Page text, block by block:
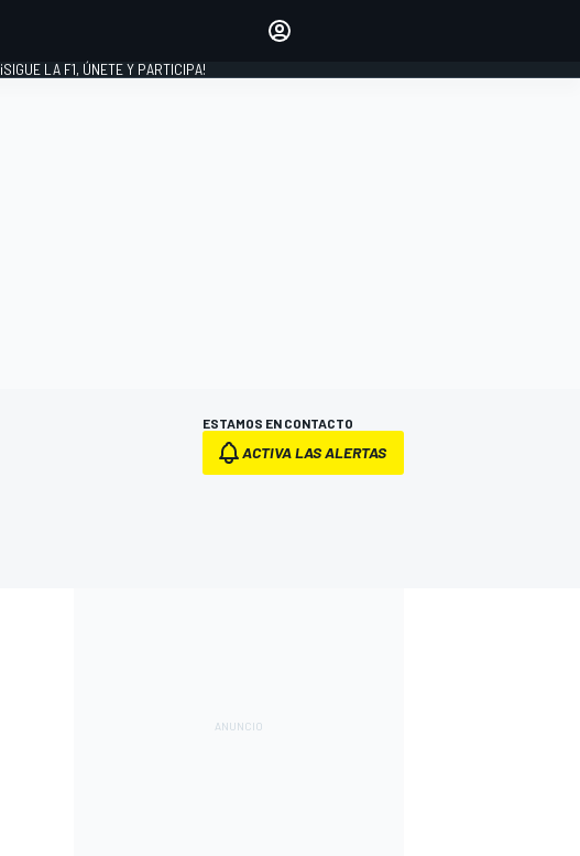
¡SIGUE LA F1, ÚNETE Y PARTICIPA!
ESTAMOS EN CONTACTO
ACTIVA LAS ALERTAS